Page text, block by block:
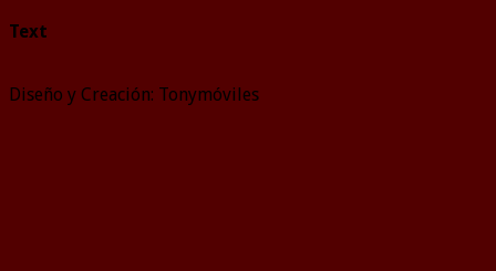
Text
Diseño y Creación: Tonymóviles